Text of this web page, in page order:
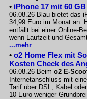
• iPhone 17 mit 60
06.08.26 Blau bietet das
34,99 Euro im Monat an.
entfällt bei einer Online-
wenn Laufzeit und
...mehr
• o2 Home Flex mit
Kosten Check des
06.08.26 Beim o2 E-
Internetanschluss mit
Tarif über DSL, Kabel
10 Euro weniger